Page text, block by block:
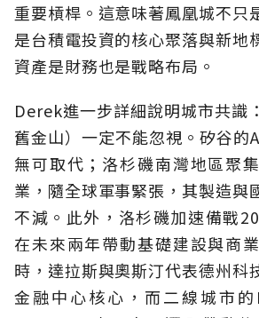
重要槓桿。這意味著鳳凰城不只
是台積電投資的核心聚落與新地
資產是財務也是戰略布局。
Derek進一步詳細說明城市共識
舊金山）一定不能忽視。矽谷的
無可取代；洛杉磯南灣地區聚
業，隨全球軍事緊張，其製造與
不減。此外，洛杉磯加速備戰
在未來兩年帶動基礎建設與商
時，達拉斯與奧斯汀代表德州科
金融中心核心，而二線城市